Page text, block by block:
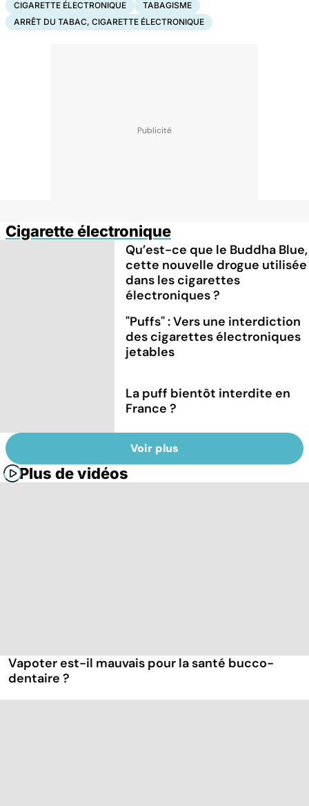
CIGARETTE ÉLECTRONIQUE
TABAGISME
ARRÊT DU TABAC, CIGARETTE ÉLECTRONIQUE
Cigarette électronique
Qu’est-ce que le Buddha Blue,
cette nouvelle drogue utilisée
dans les cigarettes
électroniques ?
"Puffs" : Vers une interdiction
des cigarettes électroniques
jetables
La puff bientôt interdite en
France ?
Voir plus
Plus de vidéos
Vapoter est-il mauvais pour la santé bucco-
dentaire ?